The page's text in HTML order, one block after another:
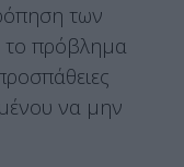
των
το πρόβλημα
να μην